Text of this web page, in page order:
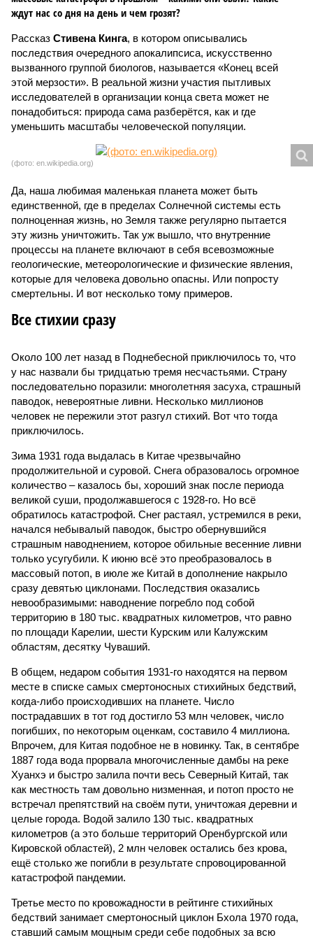
ждут нас со дня на день и чем грозят?
Рассказ Стивена Кинга, в котором описывались
последствия очередного апокалипсиса, искусственно
вызванного группой биологов, называется «Конец всей
этой мерзости». В реальной жизни участия пытливых
исследователей в организации конца света может не
понадобиться: природа сама разберётся, как и где
уменьшить масштабы человеческой популяции.
(фото: en.wikipedia.org)
Да, наша любимая маленькая планета может быть
единственной, где в пределах Солнечной системы есть
полноценная жизнь, но Земля также регулярно пытается
эту жизнь уничтожить. Так уж вышло, что внутренние
процессы на планете включают в себя всевозможные
геологические, метеорологические и физические явления,
которые для человека довольно опасны. Или попросту
смертельны. И вот несколько тому примеров.
Все стихии сразу
Около 100 лет назад в Поднебесной приключилось то, что
у нас назвали бы тридцатью тремя несчастьями. Страну
последовательно поразили: многолетняя засуха, страшный
паводок, невероятные ливни. Несколько миллионов
человек не пережили этот разгул стихий. Вот что тогда
приключилось.
Зима 1931 года выдалась в Китае чрезвычайно
продолжительной и суровой. Снега образовалось огромное
количество – казалось бы, хороший знак после периода
великой суши, продолжавшегося с 1928-го. Но всё
обратилось катастрофой. Снег растаял, устремился в реки,
начался небывалый паводок, быстро обернувшийся
страшным наводнением, которое обильные весенние ливни
только усугубили. К июню всё это преобразовалось в
массовый потоп, в июле же Китай в дополнение накрыло
сразу девятью циклонами. Последствия оказались
невообразимыми: наводнение погребло под собой
территорию в 180 тыс. квадратных километров, что равно
по площади Карелии, шести Курским или Калужским
областям, десятку Чуваший.
В общем, недаром события 1931-го находятся на первом
месте в списке самых смертоносных стихийных бедствий,
когда-либо происходивших на планете. Число
пострадавших в тот год достигло 53 млн человек, число
погибших, по некоторым оценкам, составило 4 миллиона.
Впрочем, для Китая подобное не в новинку. Так, в сентябре
1887 года вода прорвала многочисленные дамбы на реке
Хуанхэ и быстро залила почти весь Северный Китай, так
как местность там довольно низменная, и потоп просто не
встречал препятствий на своём пути, уничтожая деревни и
целые города. Водой залило 130 тыс. квадратных
километров (а это больше территорий Оренбургской или
Кировской областей), 2 млн человек остались без крова,
ещё столько же погибли в результате спровоцированной
катастрофой пандемии.
Третье место по кровожадности в рейтинге стихийных
бедствий занимает смертоносный циклон Бхола 1970 года,
ставший самым мощным среди себе подобных за всю